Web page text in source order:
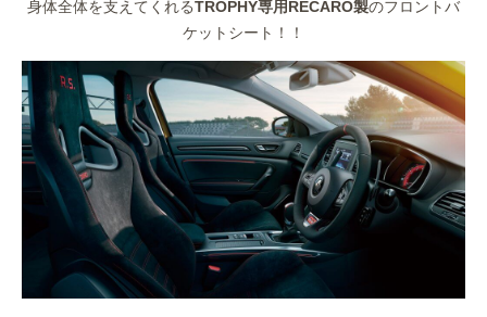
身体全体を支えてくれるTROPHY専用RECARO製のフロントバ
ケットシート！！